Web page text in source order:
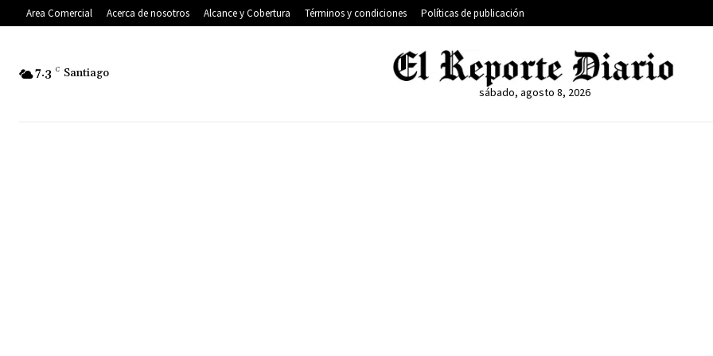
Area Comercial Acerca de nosotros Alcance y Cobertura Términos y condiciones Políticas de publicación
7.3 C Santiago
sábado, agosto 8, 2026